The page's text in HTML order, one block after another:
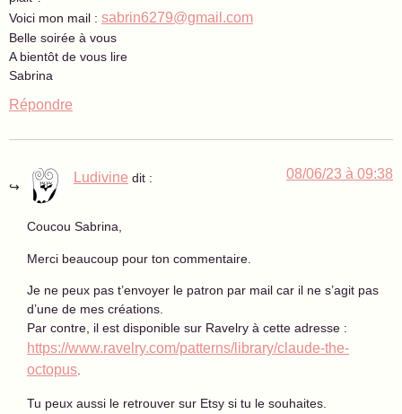
Voici mon mail : sabrin6279@gmail.com
Belle soirée à vous
A bientôt de vous lire
Sabrina
Répondre
Ludivine dit : 08/06/23 à 09:38
Coucou Sabrina,
Merci beaucoup pour ton commentaire.
Je ne peux pas t’envoyer le patron par mail car il ne s’agit pas
d’une de mes créations.
Par contre, il est disponible sur Ravelry à cette adresse :
https://www.ravelry.com/patterns/library/claude-the-
octopus.
Tu peux aussi le retrouver sur Etsy si tu le souhaites.